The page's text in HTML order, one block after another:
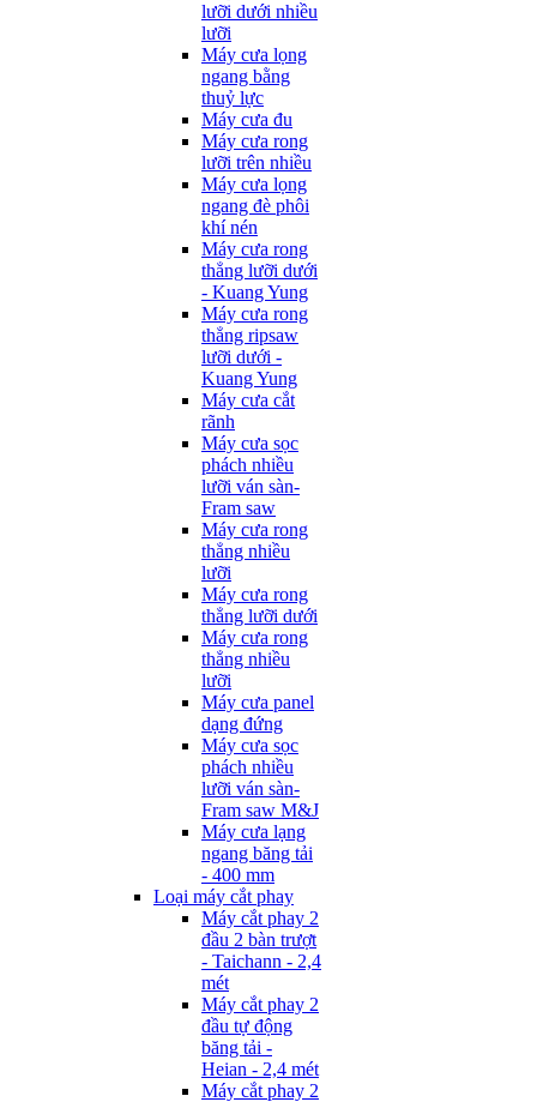
lưỡi dưới nhiều
lưỡi
Máy cưa lọng
ngang bằng
thuỷ lực
Máy cưa đu
Máy cưa rong
lưỡi trên nhiều
Máy cưa lọng
ngang đè phôi
khí nén
Máy cưa rong
thẳng lưỡi dưới
- Kuang Yung
Máy cưa rong
thẳng ripsaw
lưỡi dưới -
Kuang Yung
Máy cưa cắt
rãnh
Máy cưa sọc
phách nhiều
lưỡi ván sàn-
Fram saw
Máy cưa rong
thẳng nhiều
lưỡi
Máy cưa rong
thẳng lưỡi dưới
Máy cưa rong
thẳng nhiều
lưỡi
Máy cưa panel
dạng đứng
Máy cưa sọc
phách nhiều
lưỡi ván sàn-
Fram saw M&J
Máy cưa lạng
ngang băng tải
- 400 mm
Loại máy cắt phay
Máy cắt phay 2
đầu 2 bàn trượt
- Taichann - 2,4
mét
Máy cắt phay 2
đầu tự động
băng tải -
Heian - 2,4 mét
Máy cắt phay 2